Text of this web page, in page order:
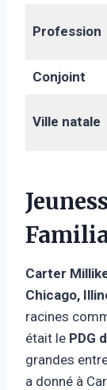
Profession
Conjoint
Ville natale
Carter
Chicago,
racines
était le PDG
grandes
a donné à